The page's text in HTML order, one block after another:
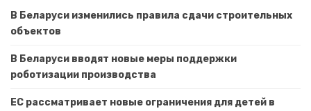
В Беларуси изменились правила сдачи строительных
объектов
В Беларуси вводят новые меры поддержки
роботизации производства
ЕС рассматривает новые ограничения для детей в